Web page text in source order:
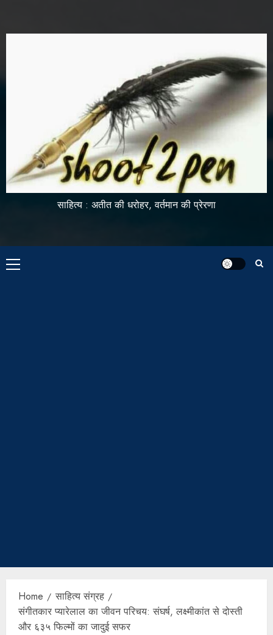
साहित्य : अतीत की धरोहर, वर्तमान की प्रेरणा
Home
साहित्य संग्रह
संगीतकार प्यारेलाल का जीवन परिचय: संघर्ष, लक्ष्मीकांत से दोस्ती
और ६३५ फिल्मों का जादुई सफर